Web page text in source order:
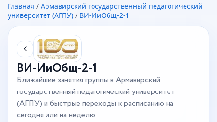
Главная / Армавирский государственный педагогический
университет (АГПУ) / ВИ-ИиОбщ-2-1
ВИ-ИиОбщ-2-1
Ближайшие занятия группы в Армавирский
государственный педагогический университет
(АГПУ) и быстрые переходы к расписанию на
сегодня или на неделю.